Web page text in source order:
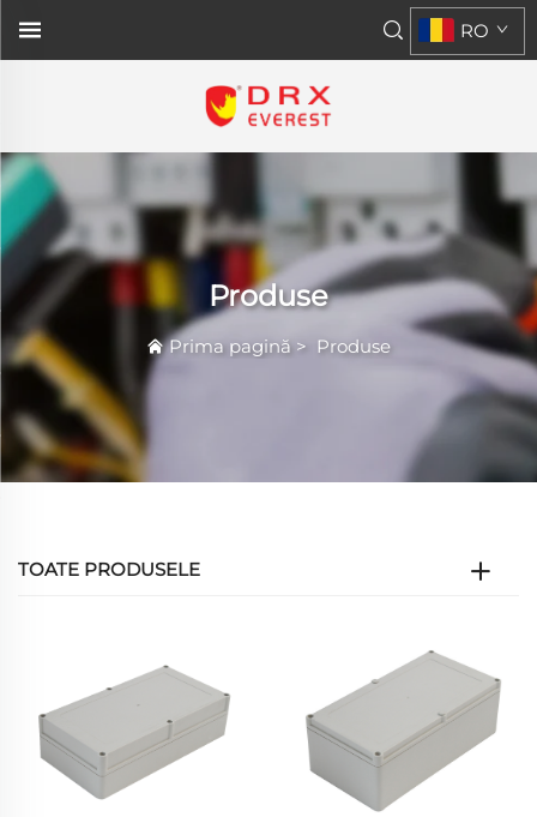
RO
Produse
Prima pagină> Produse
TOATE PRODUSELE